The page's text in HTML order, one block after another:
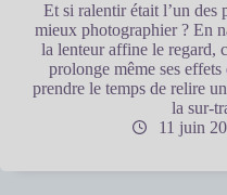
Et si ralentir était l’un des
mieux photographier ? En
la lenteur affine le regard,
prolonge même ses
prendre le temps de relire
la sur-
11 juin